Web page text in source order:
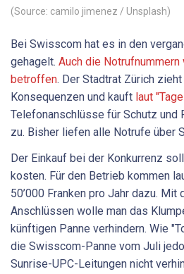
(Source: camilo jimenez / Unsplash)
Bei Swisscom hat es in den
gehagelt. Auch die
betroffen. Der Stadtrat Zürich
Konsequenzen und kauft laut
Telefonanschlüsse für Schutz und
zu. Bisher liefen alle Notrufe über
Der Einkauf bei der Konkurrenz
kosten. Für den Betrieb kommen
50’000 Franken pro Jahr dazu.
Anschlüssen wolle man das
künftigen Panne verhindern. Wie
die Swisscom-Panne vom Juli
Sunrise-UPC-Leitungen nicht